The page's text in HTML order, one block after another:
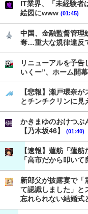
IT業界、「未経験者
絵図にwww (01:45)
中国、金融監督管理
奪…重大な規律違反
リニューアルを予告
いくー”、ホーム開
【悲報】瀬戸環奈
とチンチクリンに見
かきまゆのおけつぶ
【乃木坂46】
(01:40)
【速報】蓮舫「蓮
「高市だから叩い
新郎父が披露宴で「
て認識しました」と
忘れられない結婚